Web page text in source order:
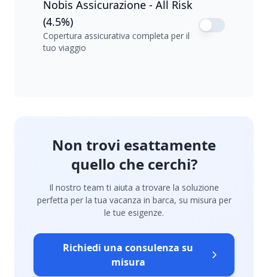
Nobis Assicurazione - All Risk
(4.5%)
Copertura assicurativa completa per il
tuo viaggio
Non trovi esattamente
quello che cerchi?
Il nostro team ti aiuta a trovare la soluzione
perfetta per la tua vacanza in barca, su misura per
le tue esigenze.
Richiedi una consulenza su
misura